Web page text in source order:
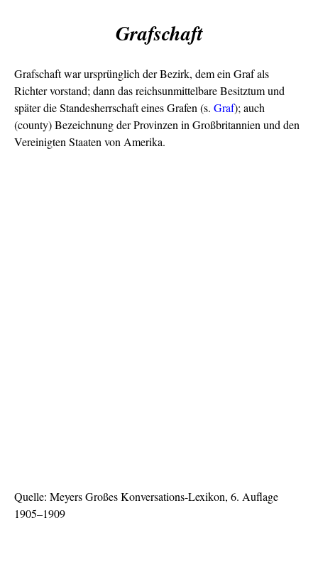
Grafschaft
Grafschaft war ursprünglich der Bezirk, dem ein Graf als
Richter vorstand; dann das reichsunmittelbare Besitztum und
später die Standesherrschaft eines Grafen (s. Graf); auch
(county) Bezeichnung der Provinzen in Großbritannien und den
Vereinigten Staaten von Amerika.
Quelle: Meyers Großes Konversations-Lexikon, 6. Auflage
1905–1909